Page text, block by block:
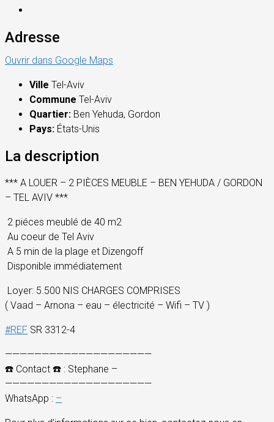
Adresse
Ouvrir dans Google Maps
Ville Tel-Aviv
Commune Tel-Aviv
Quartier: Ben Yehuda, Gordon
Pays: États-Unis
La description
*** A LOUER – 2 PIÈCES MEUBLE – BEN YEHUDA / GORDON
– TEL AVIV ***
2 piéces meublé de 40 m2
Au coeur de Tel Aviv
A 5 min de la plage et Dizengoff
Disponible immédiatement
Loyer: 5.500 NIS CHARGES COMPRISES
( Vaad – Arnona – eau – électricité – Wifi – TV )
#REF SR 3312-4
————————————————————
☎️ Contact ☎️ : Stephane –
————————————————————
WhatsApp : –